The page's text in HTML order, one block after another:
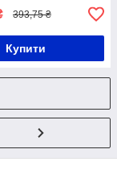
393,75 ₴
Купити